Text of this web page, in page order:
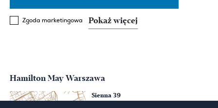
Zgoda marketingowa Pokaż więcej
Hamilton May Warszawa
Sienna 39